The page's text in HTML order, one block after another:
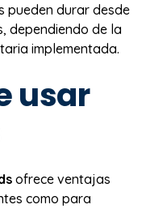
pueden durar desde
dependiendo de la
implementada.
usar
ofrece ventajas
como para